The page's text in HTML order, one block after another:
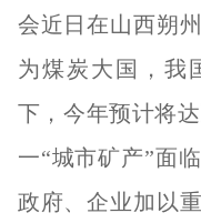
会近日在山西朔
为煤炭大国，我
下，今年预计将
一“城市矿产”面
政府、企业加以